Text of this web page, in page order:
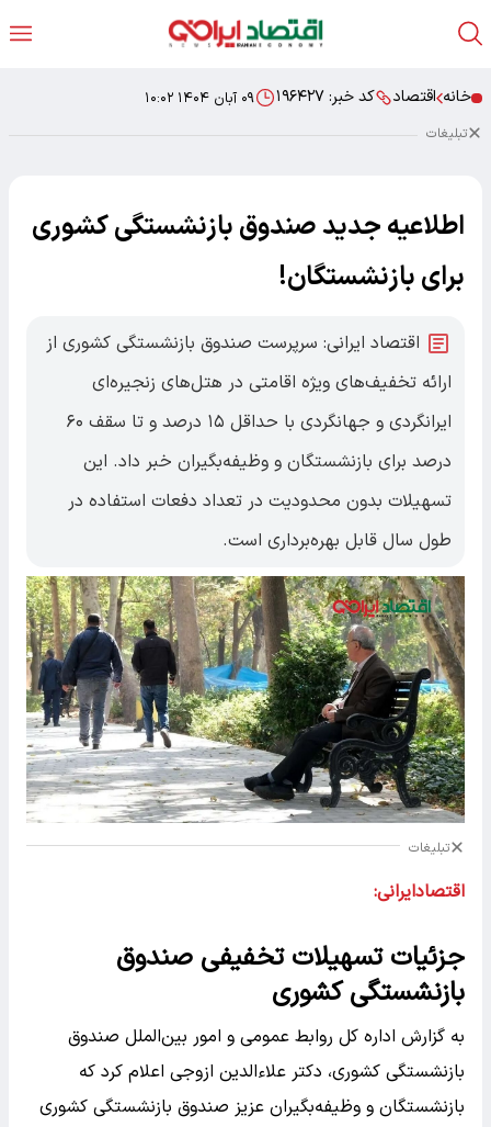
خانه اقتصاد کد خبر: ۱۹۶۴۲۷ ۰۹ آبان ۱۴۰۴ ۱۰:۰۲
تبلیغات
اطلاعیه جدید صندوق بازنشستگی کشوری
برای بازنشستگان!
اقتصاد ایرانی: سرپرست صندوق بازنشستگی کشوری از
ارائه تخفیف‌های ویژه اقامتی در هتل‌های زنجیره‌ای
ایرانگردی و جهانگردی با حداقل ۱۵ درصد و تا سقف ۶۰
درصد برای بازنشستگان و وظیفه‌بگیران خبر داد. این
تسهیلات بدون محدودیت در تعداد دفعات استفاده در
طول سال قابل بهره‌برداری است.
تبلیغات
اقتصادایرانی:
جزئیات تسهیلات تخفیفی صندوق
بازنشستگی کشوری
به گزارش اداره کل روابط عمومی و امور بین‌الملل صندوق
بازنشستگی کشوری، دکتر علاءالدین ازوجی اعلام کرد که
بازنشستگان و وظیفه‌بگیران عزیز صندوق بازنشستگی کشوری